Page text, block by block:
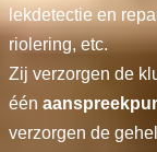
lekdetectie en
riolering, etc.
Zij verzorgen de
één
verzorgen de